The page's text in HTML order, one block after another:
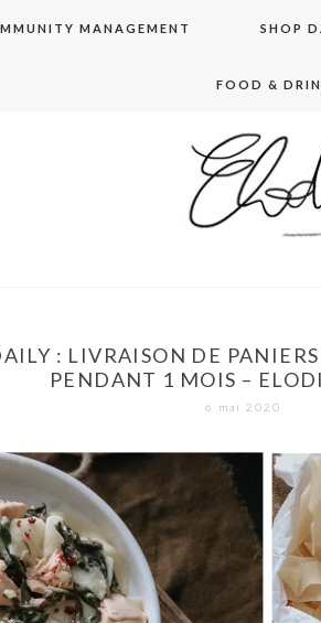
MANAGEMENT SHOP
FOOD &
in
: LIVRAISON DE PANIERS
PENDANT 1 MOIS –
6 mai 2020